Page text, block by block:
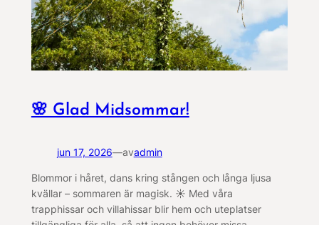
🌸 Glad Midsommar!
jun 17, 2026—avadmin
Blommor i håret, dans kring stången och långa ljusa
kvällar – sommaren är magisk. ☀️ Med våra
trapphissar och villahissar blir hem och uteplatser